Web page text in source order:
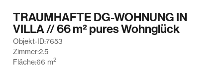
TRAUMHAFTE DG-WOHNUNG IN
VILLA // 66 m² pures Wohnglück
Objekt-ID:7653
Zimmer:2.5
Fläche:66 m2